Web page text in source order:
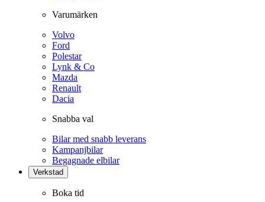
Varumärken
Volvo
Ford
Polestar
Lynk & Co
Mazda
Renault
Dacia
Snabba val
Bilar med snabb leverans
Kampanjbilar
Begagnade elbilar
Verkstad
Boka tid